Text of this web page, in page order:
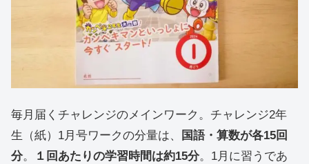
毎月届くチャレンジのメインワーク。チャレンジ2年
生（紙）1月号ワークの分量は、
国語・算数が各15回
分。 １回あたりの学習時間は約15分。1月に習うであ